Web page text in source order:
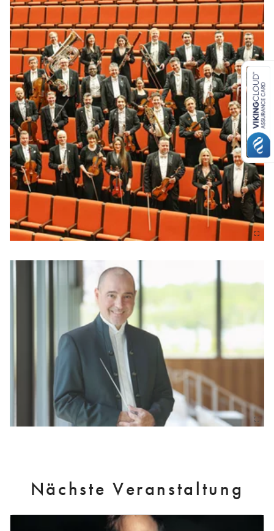
Nächste Veranstaltung